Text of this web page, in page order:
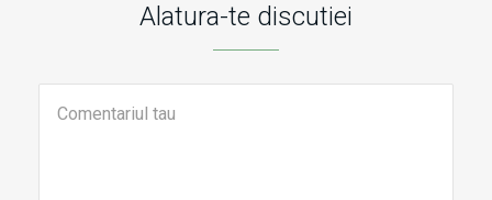
Alatura-te discutiei